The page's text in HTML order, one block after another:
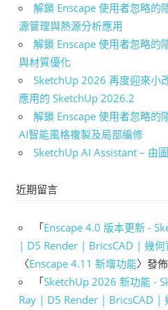
解鎖 Enscape 使用者忽略的
源管理與熱源分析應用
解鎖 Enscape 使用者忽略的
與材質優化
SketchUp 2026 再度迎來小
應用的 SketchUp 2026.2
解鎖 Enscape 使用者忽略的
AI智能風格複製及局部編修
SketchUp AI Assistant – 由
近期留言
「Enscape 4.0 版本更新 -
| D5 Render | BricsCAD | 幾何
〈Enscape 4.11 新增功能〉發
「SketchUp 2026 新功能 -
Ray | D5 Render | BricsCAD |